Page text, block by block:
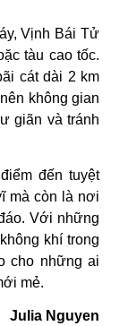
Vịnh Bái Tử
tàu cao tốc.
cát dài 2 km
không gian
giãn và tránh
đến tuyệt
mà còn là nơi
Với những
khí trong
cho những ai
mẻ.
Julia Nguyen